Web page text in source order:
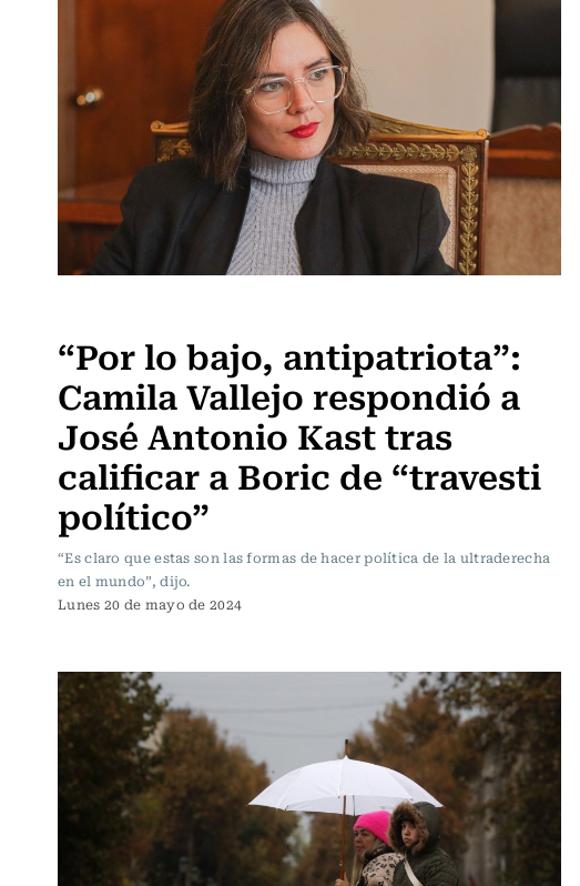
“Por lo bajo, antipatriota”:
Camila Vallejo respondió a
José Antonio Kast tras
calificar a Boric de “travesti
político”
“Es claro que estas son las formas de hacer política de la ultraderecha
en el mundo”, dijo.
Lunes 20 de mayo de 2024